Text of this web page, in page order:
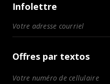
Infolettre
Offres par textos